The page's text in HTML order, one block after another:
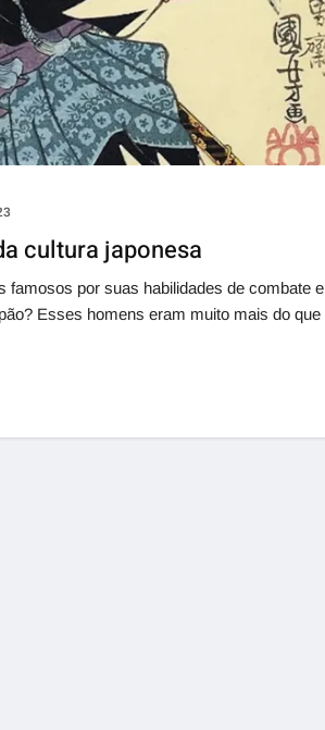
cultura japonesa
famosos por suas habilidades de combate e
Esses homens eram muito mais do que